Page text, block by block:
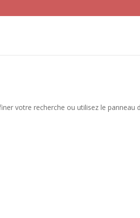
votre recherche ou utilisez le panneau